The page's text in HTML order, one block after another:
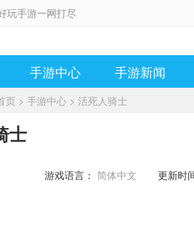
玩手游一网打尽
手游中心 手游新闻
页 > 手游中心 > 活死人骑士
士
游戏语言： 简体中文 更新时